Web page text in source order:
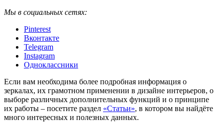
Мы в социальных сетях:
Pinterest
Вконтакте
Telegram
Instagram
Одноклассники
Если вам необходима более подробная информация о
зеркалах, их грамотном применении в дизайне интерьеров, о
выборе различных дополнительных функций и о принципе
их работы – посетите раздел «Статьи», в котором вы найдёте
много интересных и полезных данных.